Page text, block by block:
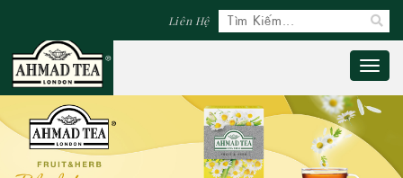
Liên Hệ
Toggle